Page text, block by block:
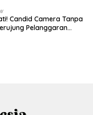
Candid Camera Tanpa
Pelanggaran